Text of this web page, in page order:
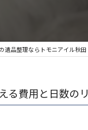
遺品整理ならトモニアイル秋田
る費用と日数の